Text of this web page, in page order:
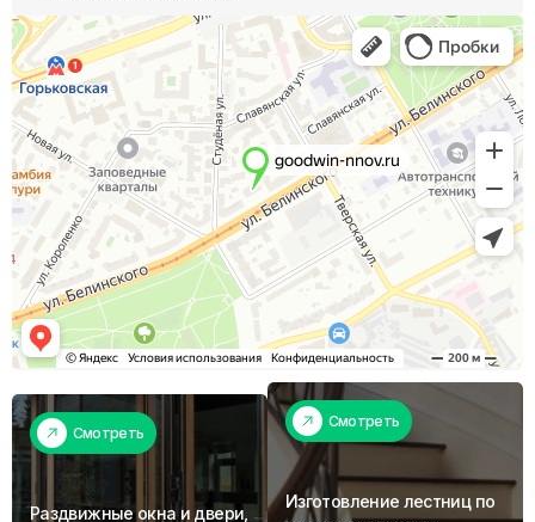
Смотреть
Раздвижные окна и двери,
Смотреть
Изготовление лестниц по